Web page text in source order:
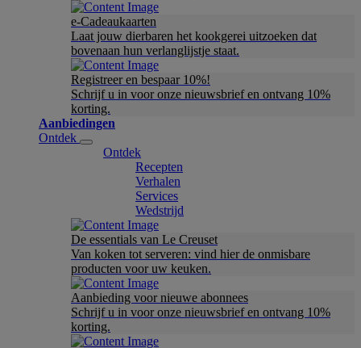
e-Cadeaukaarten
Laat jouw dierbaren het kookgerei uitzoeken dat
bovenaan hun verlanglijstje staat.
Registreer en bespaar 10%!
Schrijf u in voor onze nieuwsbrief en ontvang 10%
korting.
Aanbiedingen
Ontdek
Ontdek
Recepten
Verhalen
Services
Wedstrijd
De essentials van Le Creuset
Van koken tot serveren: vind hier de onmisbare
producten voor uw keuken.
Aanbieding voor nieuwe abonnees
Schrijf u in voor onze nieuwsbrief en ontvang 10%
korting.